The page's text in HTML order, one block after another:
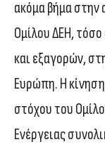
ακόμα βήμα στην
Ομίλου ΔΕΗ,
και εξαγορών,
Ευρώπη. Η
στόχου του
Ενέργειας